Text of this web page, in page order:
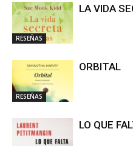
RESEÑAS
LA VIDA
RESEÑAS
ORBITAL
LO QUE